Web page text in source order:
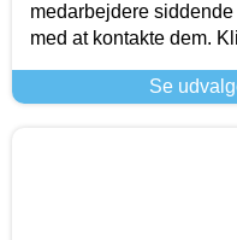
medarbejdere
med at kontakte dem.
Se